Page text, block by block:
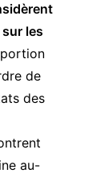
les
de
des
au-